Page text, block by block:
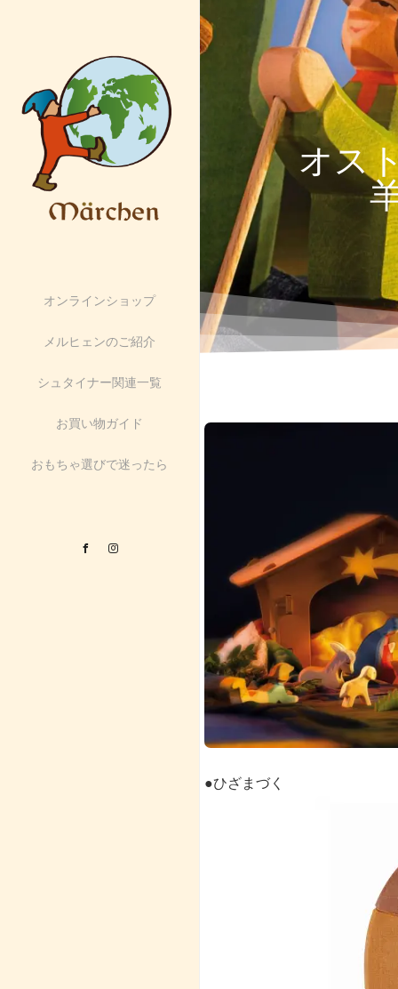
オンラインショップ
メルヒェンのご紹介
シュタイナー関連一覧
お買い物ガイド
おもちゃ選びで迷ったら
Facebook
オス
●ひざまづく